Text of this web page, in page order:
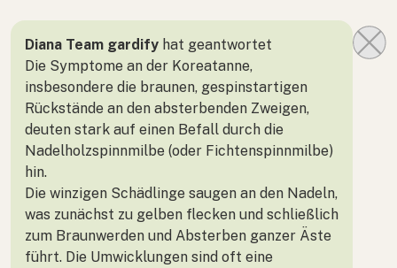
Diana Team gardify hat geantwortet
Die Symptome an der Koreatanne,
insbesondere die braunen, gespinstartigen
Rückstände an den absterbenden Zweigen,
deuten stark auf einen Befall durch die
Nadelholzspinnmilbe (oder Fichtenspinnmilbe)
hin.
Die winzigen Schädlinge saugen an den Nadeln,
was zunächst zu gelben flecken und schließlich
zum Braunwerden und Absterben ganzer Äste
führt. Die Umwicklungen sind oft eine